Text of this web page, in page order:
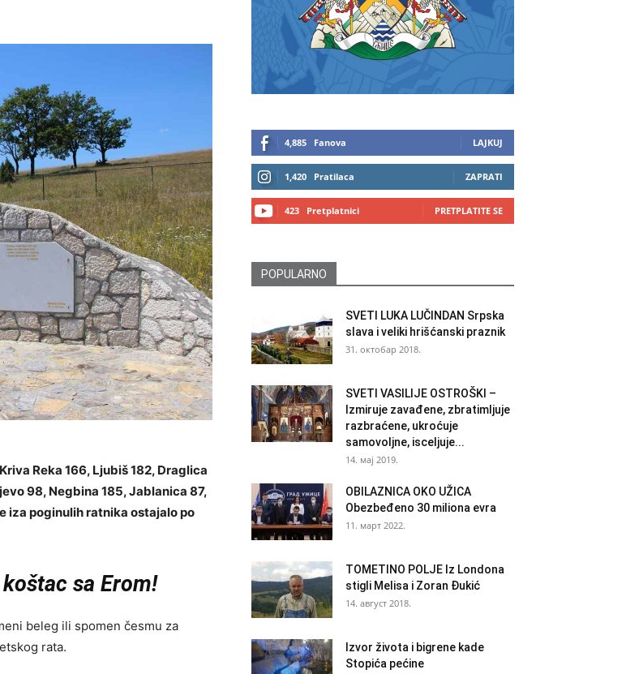
Reka 166, Ljubiš 182, Draglica
98, Negbina 185, Jablanica 87,
iza poginulih ratnika ostajalo po
sa Erom!
beleg ili spomen česmu za
rata.
4,885 Fanova LAJKUJ
1,420 Pratilaca ZAPRATI
423 Pretplatnici PRETPLATITE SE
POPULARNO
SVETI LUKA LUČINDAN Srpska
slava i veliki hrišćanski praznik
31. октобар 2018.
SVETI VASILIJE OSTROŠKI –
Izmiruje zavađene, zbratimljuje
razbraćene, ukroćuje
samovoljne, isceljuje...
14. мај 2019.
OBILAZNICA OKO UŽICA
Obezbeđeno 30 miliona evra
11. март 2022.
TOMETINO POLJE Iz Londona
stigli Melisa i Zoran Đukić
14. август 2018.
Izvor života i bigrene kade
Stopića pećine